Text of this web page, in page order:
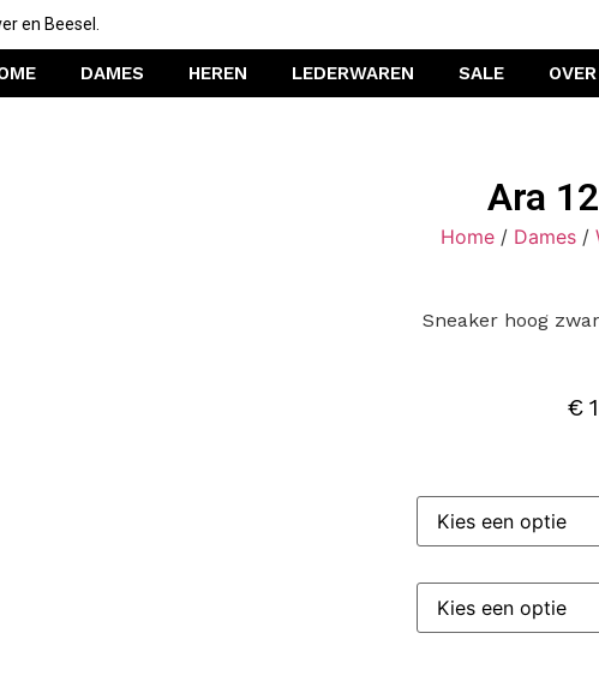
en Beesel.
DAMES HEREN LEDERWAREN SALE
Ara
Home/ Dames/
Sneaker hoog
€